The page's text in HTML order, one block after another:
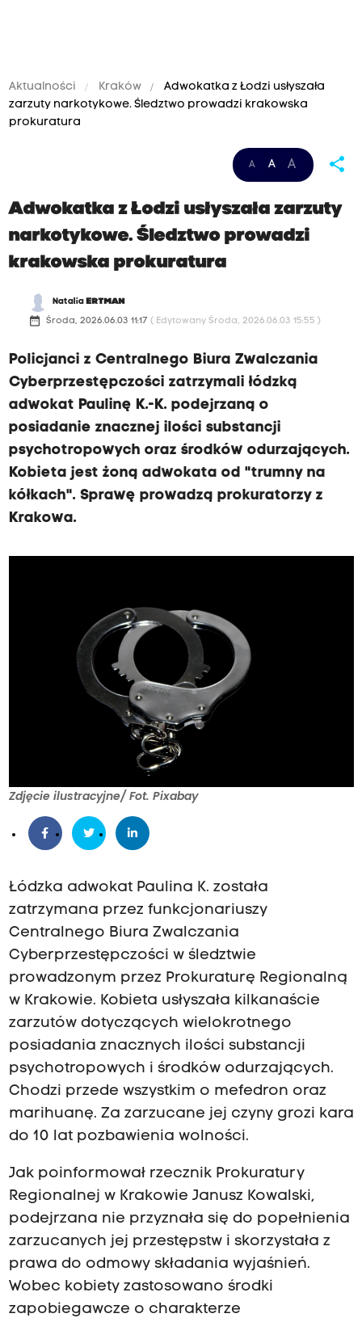
Aktualności Kraków
Adwokatka z Łodzi usłyszała
zarzuty narkotykowe. Śledztwo prowadzi krakowska
prokuratura
A A A share
Adwokatka z Łodzi usłyszała zarzuty
narkotykowe. Śledztwo prowadzi
krakowska prokuratura
Natalia ERTMAN
date_range Środa, 2026.06.03 11:17 ( Edytowany Środa, 2026.06.03 15:55 )
Policjanci z Centralnego Biura Zwalczania
Cyberprzestępczości zatrzymali łódzką
adwokat Paulinę K.-K. podejrzaną o
posiadanie znacznej ilości substancji
psychotropowych oraz środków odurzających.
Kobieta jest żoną adwokata od "trumny na
kółkach". Sprawę prowadzą prokuratorzy z
Krakowa.
Zdjęcie ilustracyjne/ Fot. Pixabay
Łódzka adwokat Paulina K. została
zatrzymana przez funkcjonariuszy
Centralnego Biura Zwalczania
Cyberprzestępczości w śledztwie
prowadzonym przez Prokuraturę Regionalną
w Krakowie. Kobieta usłyszała kilkanaście
zarzutów dotyczących wielokrotnego
posiadania znacznych ilości substancji
psychotropowych i środków odurzających.
Chodzi przede wszystkim o mefedron oraz
marihuanę. Za zarzucane jej czyny grozi kara
do 10 lat pozbawienia wolności.
Jak poinformował rzecznik Prokuratury
Regionalnej w Krakowie Janusz Kowalski,
podejrzana nie przyznała się do popełnienia
zarzucanych jej przestępstw i skorzystała z
prawa do odmowy składania wyjaśnień.
Wobec kobiety zastosowano środki
zapobiegawcze o charakterze